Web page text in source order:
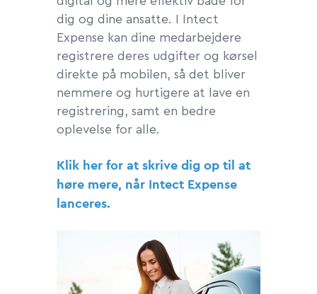
dig og dine ansatte. I Intect
Expense kan dine medarbejdere
registrere deres udgifter og kørsel
direkte på mobilen, så det bliver
nemmere og hurtigere at lave en
registrering, samt en bedre
oplevelse for alle.
Klik her for at skrive dig op til at
høre mere, når Intect Expense
lanceres.